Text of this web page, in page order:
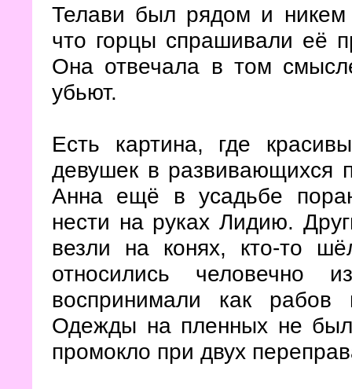
Телави был рядом и никем
что горцы спрашивали её
Она отвечала в том
убьют.
Есть картина, где
девушек в развивающихся
Анна ещё в усадьбе
нести на руках Лидию.
везли на конях, кто-то
относились человечно
воспринимали как
Одежды на пленных не
промокло при двух